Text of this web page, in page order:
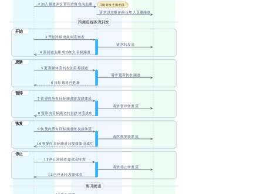
程
云市场
一站式实时互动模块的选型、购买、账号打通
SDK 拓展插件
拓展 SDK 能力，打造更具个性化的音视频互动效果
媒体服务
使用录制、推流、拉流等服务丰富互动体验
云端录制
本地服务端录制
旁路推流
输入在线媒体流
RTC 服务端 SDK